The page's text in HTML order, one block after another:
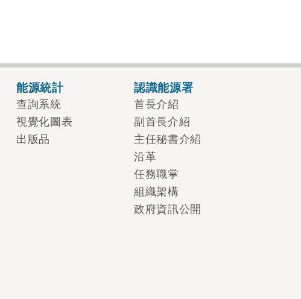
能源統計
查詢系統
視覺化圖表
出版品
認識能源署
首長介紹
副首長介紹
主任秘書介紹
沿革
任務職掌
組織架構
政府資訊公開